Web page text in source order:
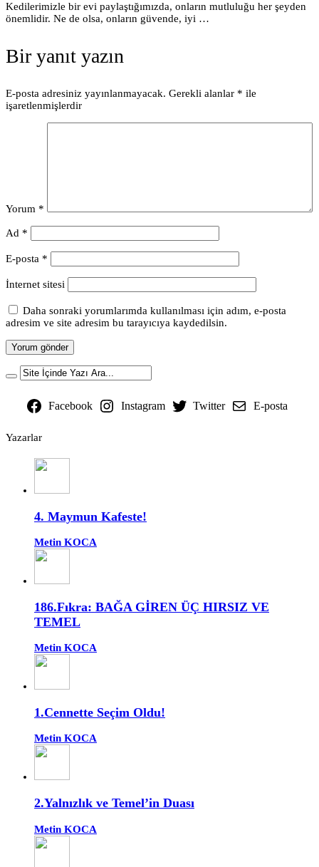
Kedilerimizle bir evi paylaştığımızda, onların mutluluğu her şeyden
önemlidir. Ne de olsa, onların güvende, iyi …
Bir yanıt yazın
E-posta adresiniz yayınlanmayacak. Gerekli alanlar * ile
işaretlenmişlerdir
Yorum *
Ad *
E-posta *
İnternet sitesi
Daha sonraki yorumlarımda kullanılması için adım, e-posta
adresim ve site adresim bu tarayıcıya kaydedilsin.
Facebook Instagram Twitter E-posta
Yazarlar
4. Maymun Kafeste!
Metin KOCA
186.Fıkra: BAĞA GİREN ÜÇ HIRSIZ VE
TEMEL
Metin KOCA
1.Cennette Seçim Oldu!
Metin KOCA
2.Yalnızlık ve Temel’in Duası
Metin KOCA